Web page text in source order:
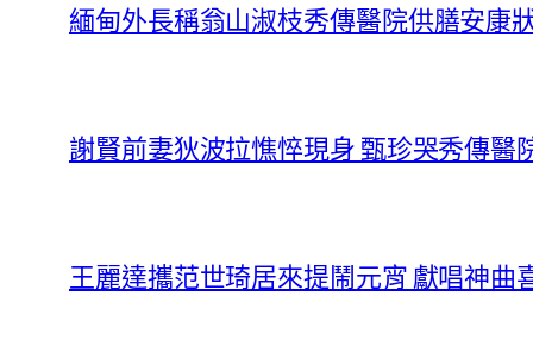
緬甸外長稱翁山淑枝秀傳醫院供膳安康
謝賢前妻狄波拉憔悴現身 甄珍哭秀傳
王麗達攜范世琦居來提鬧元宵 獻唱神曲